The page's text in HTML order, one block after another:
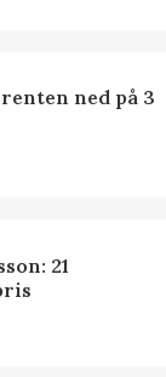
ned på 3
21